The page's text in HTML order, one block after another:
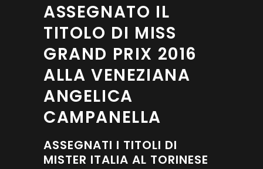
ASSEGNATO IL
TITOLO DI MISS
GRAND PRIX 2016
ALLA VENEZIANA
ANGELICA
CAMPANELLA
ASSEGNATI I TITOLI DI
MISTER ITALIA AL TORINESE